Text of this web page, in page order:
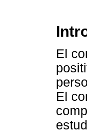
El
El